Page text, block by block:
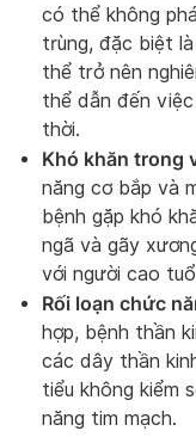
có thể không
trùng, đặc biệt
thể trở nên
thể dẫn đến
thời.
Khó khăn trong
năng cơ bắp và
bệnh gặp khó
ngã và gãy
với người cao
Rối loạn chức
hợp, bệnh thần
các dây thần
tiểu không kiểm
năng tim mạch.